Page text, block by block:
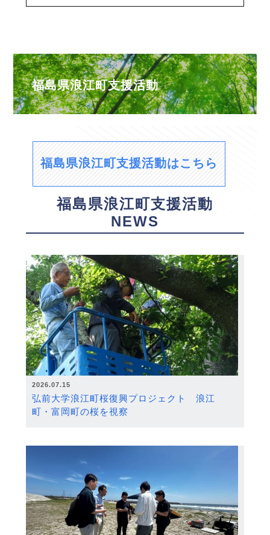
福島県浪江町支援活動
福島県浪江町支援活動はこちら
福島県浪江町支援活動
NEWS
2026.07.15
弘前大学浪江町桜復興プロジェクト 浪江
町・富岡町の桜を視察